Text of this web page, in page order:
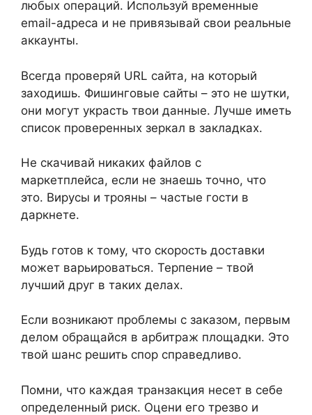
любых операций. Используй временные
email-адреса и не привязывай свои реальные
аккаунты.
Всегда проверяй URL сайта, на который
заходишь. Фишинговые сайты – это не шутки,
они могут украсть твои данные. Лучше иметь
список проверенных зеркал в закладках.
Не скачивай никаких файлов с
маркетплейса, если не знаешь точно, что
это. Вирусы и трояны – частые гости в
даркнете.
Будь готов к тому, что скорость доставки
может варьироваться. Терпение – твой
лучший друг в таких делах.
Если возникают проблемы с заказом, первым
делом обращайся в арбитраж площадки. Это
твой шанс решить спор справедливо.
Помни, что каждая транзакция несет в себе
определенный риск. Оцени его трезво и